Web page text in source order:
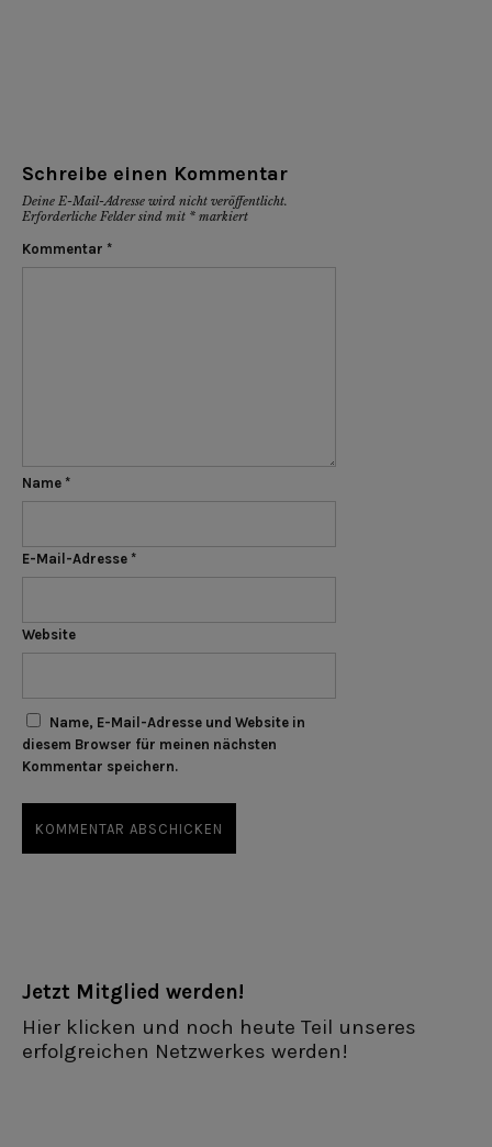
Schreibe einen Kommentar
Deine E-Mail-Adresse wird nicht veröffentlicht.
Erforderliche Felder sind mit * markiert
Kommentar *
Name *
E-Mail-Adresse *
Website
Name, E-Mail-Adresse und Website in
diesem Browser für meinen nächsten
Kommentar speichern.
Jetzt Mitglied werden!
Hier klicken und noch heute Teil unseres
erfolgreichen Netzwerkes werden!